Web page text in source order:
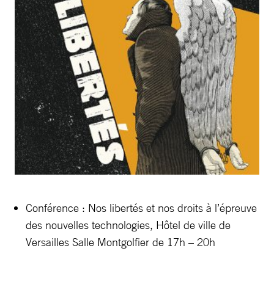
Conférence : Nos libertés et nos droits à l’épreuve
des nouvelles technologies, Hôtel de ville de
Versailles Salle Montgolfier de 17h – 20h